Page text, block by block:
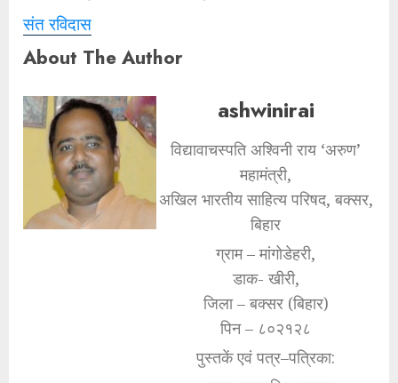
संत रविदास
About The Author
ashwinirai
विद्यावाचस्पति अश्विनी राय ‘अरुण’
महामंत्री,
अखिल भारतीय साहित्य परिषद, बक्सर,
बिहार
ग्राम – मांगोडेहरी,
डाक- खीरी,
जिला – बक्सर (बिहार)
पिन – ८०२१२८
पुस्तकें एवं पत्र–पत्रिका: